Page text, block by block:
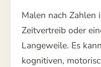
Malen nach Zahlen
Zeitvertreib oder
Langeweile. Es
kognitiven,